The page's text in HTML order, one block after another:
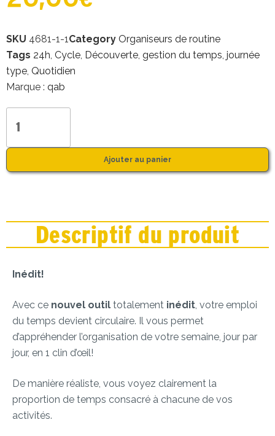
SKU 4681-1-1 Category Organiseurs de routine
Tags 24h Cycle Découverte gestion du temps journée
type Quotidien
Marque : qab
Ajouter au panier
Descriptif du produit
Inédit!
Avec ce nouvel outil totalement inédit, votre emploi
du temps devient circulaire. Il vous permet
d’appréhender l’organisation de votre semaine, jour par
jour, en 1 clin d’œil!
De manière réaliste, vous voyez clairement la
proportion de temps consacré à chacune de vos
activités.